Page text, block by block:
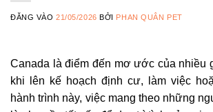
ĐĂNG VÀO21/05/2026 BỞI PHAN QUÂN PET
Canada là điểm đến mơ ước của nhiều
khi lên kế hoạch định cư, làm việc
hành trình này, việc mang theo những